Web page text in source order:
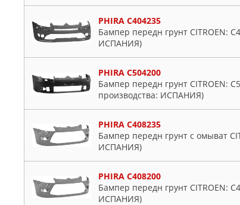
PHIRA C404235
Бампер передн грунт CITROEN:
ИСПАНИЯ)
PHIRA C504200
Бампер передн грунт CITROEN:
производства: ИСПАНИЯ)
PHIRA C408235
Бампер передн грунт с омыват
ИСПАНИЯ)
PHIRA C408200
Бампер передн грунт CITROEN:
ИСПАНИЯ)